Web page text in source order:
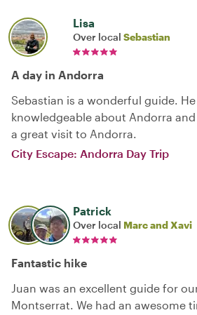
Lisa
Over local Sebastian
A day in Andorra
Sebastian is a wonderful guide.
knowledgeable about Andorra
a great visit to Andorra.
City Escape: Andorra Day Trip
Patrick
Over local Marc and Xavi
Fantastic hike
Juan was an excellent guide for
Montserrat. We had an awesome